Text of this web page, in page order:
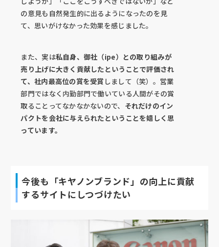
の意見も自然発生的に出るようになったのを見
て、思いがけなかった効果を感じました。
また、実は私自身、御社（ipe）との取り組みが
売り上げに大きく貢献したということで評価され
て、社内最高位の賞を受賞 しまして（笑）。営業
部門ではなく内勤部門で働いている人間がその賞
取ることってなかなかないので、 それだけのイン
パクトを会社に与えられたということを嬉しく思
っています。
今後も「キヤノンブランド」の向上に貢献
するサイトにしつづけたい